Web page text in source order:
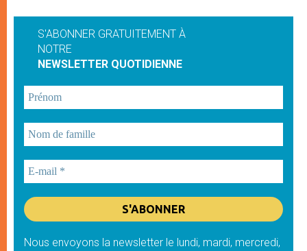
S'ABONNER GRATUITEMENT À
NOTRE
NEWSLETTER QUOTIDIENNE
Nous envoyons la newsletter le lundi, mardi, mercredi,